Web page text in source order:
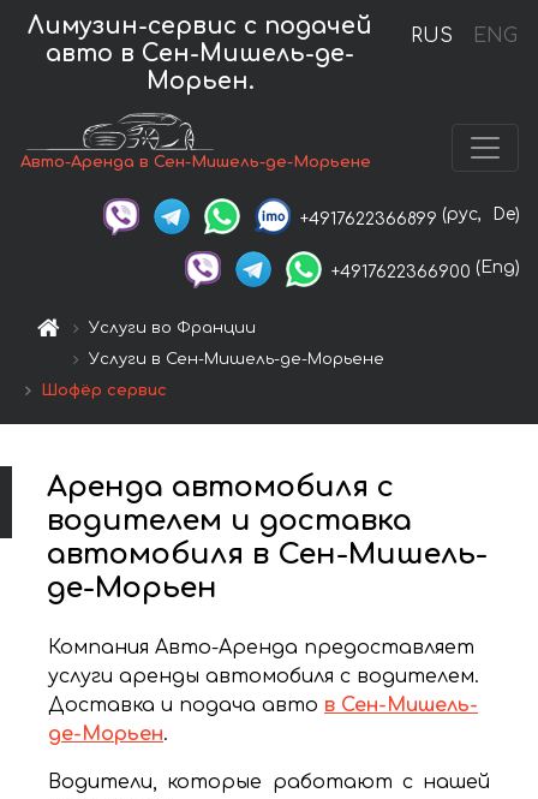
RUS ENG
Лимузин-сервис с подачей
авто в Сен-Мишель-де-
Морьен.
Авто-Аренда в Сен-Мишель-де-Морьене
+4917622366899 (рус, De)
+4917622366900 (Eng)
Услуги во Франции
Услуги в Сен-Мишель-де-Морьене
Шофёр сервис
Аренда автомобиля с
водителем и доставка
автомобиля в Сен-Мишель-
де-Морьен
Компания Авто-Аренда предоставляет
услуги аренды автомобиля с водителем.
Доставка и подача авто в Сен-Мишель-
де-Морьен.
Водители, которые работают с нашей